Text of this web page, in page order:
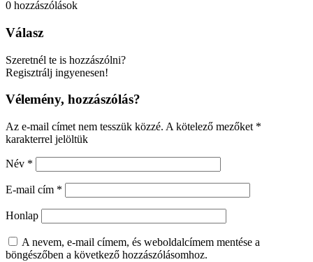
0 hozzászólások
Válasz
Szeretnél te is hozzászólni?
Regisztrálj ingyenesen!
Vélemény, hozzászólás?
Az e-mail címet nem tesszük közzé. A kötelező mezőket *
karakterrel jelöltük
Név *
E-mail cím *
Honlap
A nevem, e-mail címem, és weboldalcímem mentése a
böngészőben a következő hozzászólásomhoz.